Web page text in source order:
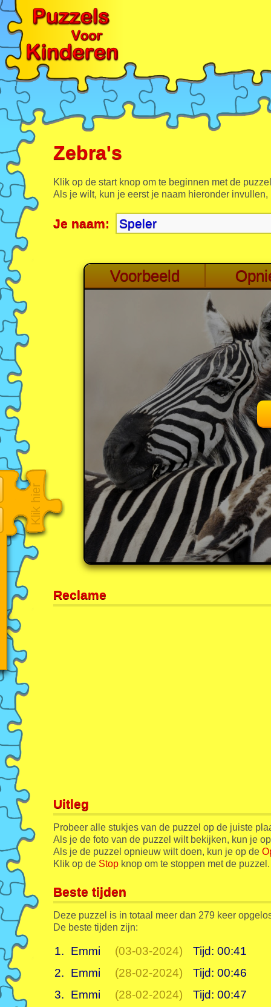
Klik hier
Zebra's
Klik op de start knop om te beginnen met de
Als je wilt, kun je eerst je naam hieronder invullen,
Je naam:
Reclame
Uitleg
Probeer alle stukjes van de puzzel op de juiste
Als je de foto van de puzzel wilt bekijken, kun je
Als je de puzzel opnieuw wilt doen, kun je op de
Klik op de Stop knop om te stoppen met de puzzel.
Beste tijden
Deze puzzel is in totaal meer dan 279 keer
De beste tijden zijn:
1. Emmi (03-03-2024)
Tijd: 00:41
2.
Emmi (28-02-2024)
Tijd: 00:46
3.
Emmi (28-02-2024)
Tijd: 00:47